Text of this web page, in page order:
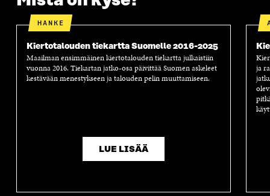
HANKE
Kiertotalouden tiekartta Suomelle 2016-2025
Maailman ensimmäinen kiertotalouden tiekartta julkaistiin
vuonna 2016. Tiekartan jatko-osa päivittää Suomen askeleet
kestävään menestykseen ja talouden pelin muuttamiseen.
LUE LISÄÄ
ja